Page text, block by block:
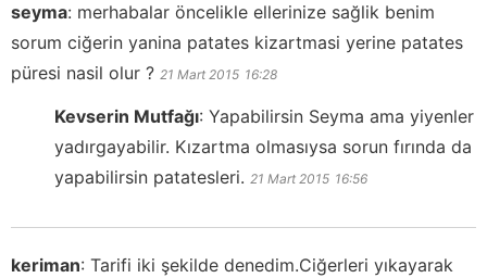
seyma: merhabalar öncelikle ellerinize sağlik benim
sorum ciğerin yanina patates kizartmasi yerine patates
püresi nasil olur ? 21 Mart 2015 16:28
Kevserin Mutfağı: Yapabilirsin Seyma ama yiyenler
yadırgayabilir. Kızartma olmasıysa sorun fırında da
yapabilirsin patatesleri. 21 Mart 2015 16:56
keriman: Tarifi iki şekilde denedim.Ciğerleri yıkayarak